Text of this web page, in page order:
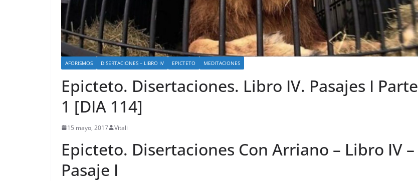
AFORISMOS DISERTACIONES – LIBRO IV EPICTETO MEDITACIONES
Epicteto. Disertaciones. Libro IV. Pasajes I Parte
1 [DIA 114]
15 mayo, 2017 Vitali
Epicteto. Disertaciones Con Arriano – Libro IV –
Pasaje I